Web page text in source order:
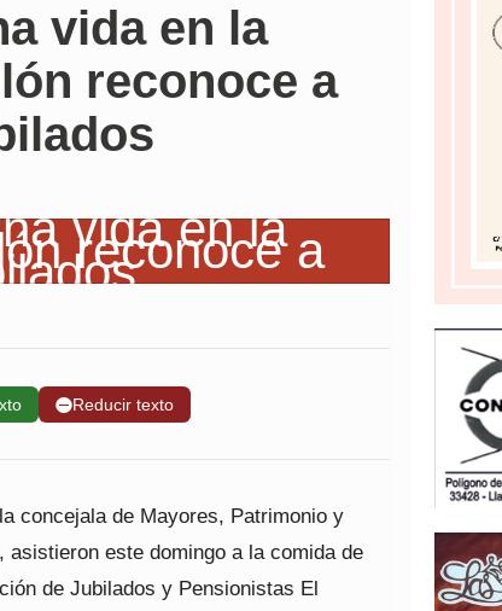
vida en la
reconoce a
➖Reducir texto
concejala de Mayores, Patrimonio y
este domingo a la comida de
de Jubilados y Pensionistas El